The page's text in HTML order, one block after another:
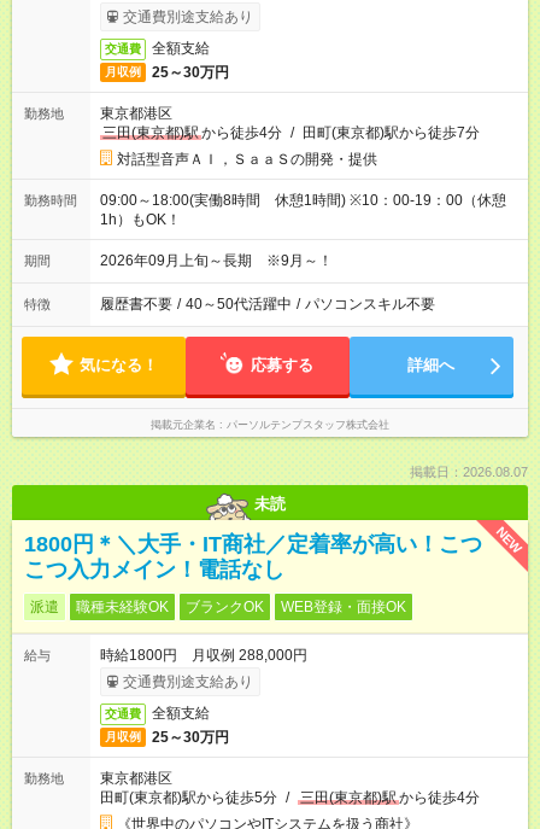
交通費別途支給あり
交通費 全額支給
月収例 25～30万円
勤務地
東京都港区
三田(東京都)駅から徒歩4分 / 田町(東京都)駅から徒歩7分
対話型音声ＡＩ，ＳａａＳの開発・提供
勤務時間
09:00～18:00(実働8時間 休憩1時間) ※10：00‐19：00（休憩
1h）もOK！
期間 2026年09月上旬～長期 ※9月～！
特徴 履歴書不要 / 40～50代活躍中 / パソコンスキル不要
気になる！ 応募する 詳細へ
掲載元企業名 パーソルテンプスタッフ株式会社
掲載日：2026.08.07
未読
NEW
1800円＊＼大手・IT商社／定着率が高い！こつ
こつ入力メイン！電話なし
派遣 職種未経験OK ブランクOK WEB登録・面接OK
給与
時給1800円 月収例 288,000円
交通費別途支給あり
交通費 全額支給
月収例 25～30万円
勤務地
東京都港区
田町(東京都)駅から徒歩5分 / 三田(東京都)駅から徒歩4分
《世界中のパソコンやITシステムを扱う商社》